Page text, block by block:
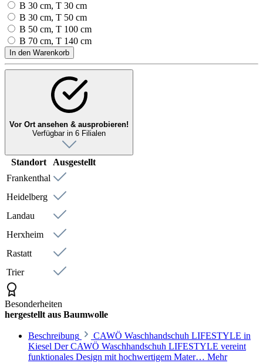
B 30 cm, T 30 cm
B 30 cm, T 50 cm
B 50 cm, T 100 cm
B 70 cm, T 140 cm
In den Warenkorb
Vor Ort ansehen & ausprobieren!
Verfügbar in 6 Filialen
Standort
Ausgestellt
Frankenthal
Heidelberg
Landau
Herxheim
Rastatt
Trier
Besonderheiten
hergestellt aus Baumwolle
Beschreibung
CAWÖ Waschhandschuh LIFESTYLE in
Kiesel Der CAWÖ Waschhandschuh LIFESTYLE vereint
funktionales Design mit hochwertigem Mater… Mehr